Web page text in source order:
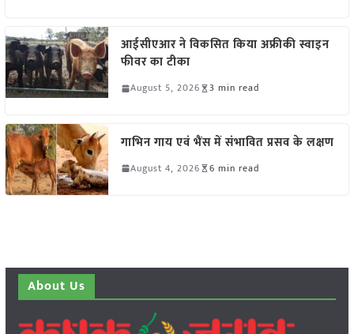
आईसीएआर ने विकसित किया अफ्रीकी स्वाइन
फीवर का टीका
August 5, 2026 3 min read
गाभिन गाय एवं भैंस में संभावित प्रसव के लक्षण
August 4, 2026 6 min read
About Us